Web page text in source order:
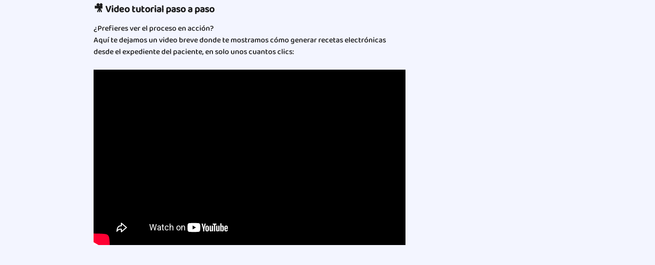
🎥 Video tutorial paso a paso
¿Prefieres ver el proceso en acción?
Aquí te dejamos un video breve donde te mostramos cómo generar recetas electrónicas
desde el expediente del paciente, en solo unos cuantos clics: